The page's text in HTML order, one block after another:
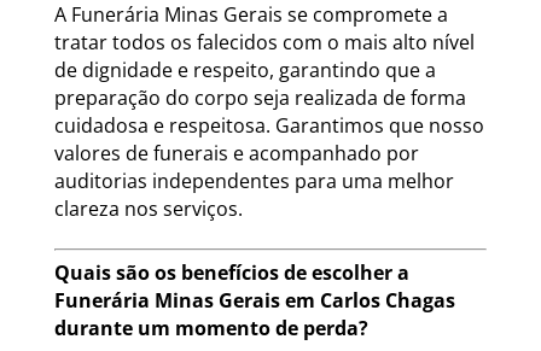
A Funerária Minas Gerais se compromete a
tratar todos os falecidos com o mais alto nível
de dignidade e respeito, garantindo que a
preparação do corpo seja realizada de forma
cuidadosa e respeitosa. Garantimos que nosso
valores de funerais e acompanhado por
auditorias independentes para uma melhor
clareza nos serviços.
Quais são os benefícios de escolher a
Funerária Minas Gerais em Carlos Chagas
durante um momento de perda?